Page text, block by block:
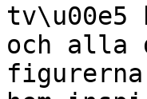
tv\u00e5
och alla